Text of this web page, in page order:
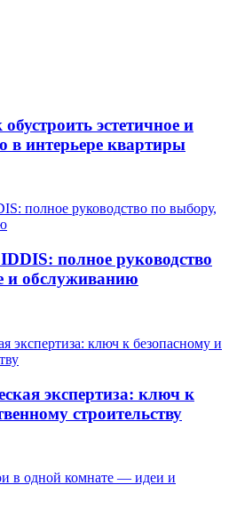
эстетичное и
в интерьере квартиры
полное руководство
и обслуживанию
экспертиза: ключ к
строительству